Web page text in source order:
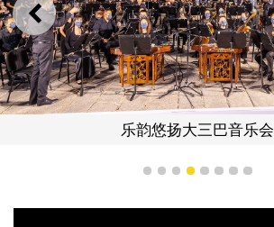
上一则
乐韵悠扬大三巴音乐会
1 2 3 4 5 6 7 8